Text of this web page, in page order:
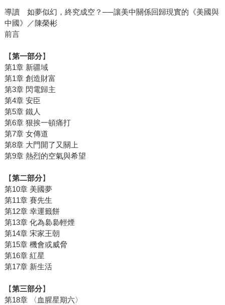
導讀 如夢似幻，終究成空？──讓美中關係回歸現實的《美國與
中國》／陳榮彬
前言
【第一部分】
第1章 新疆域
第1章 創造財富
第3章 閃電歸主
第4章 安臣
第5章 鐵人
第6章 狠挨一頓痛打
第7章 女傳道
第8章 大門開了又關上
第9章 熱烈的空氣與希望
【第二部分】
第10章 美國夢
第11章 賽先生
第12章 幸運籤餅
第13章 化為裊裊輕煙
第14章 宋家王朝
第15章 機會或威脅
第16章 紅星
第17章 新生活
【第三部分】
第18章 〈血腥星期六〉